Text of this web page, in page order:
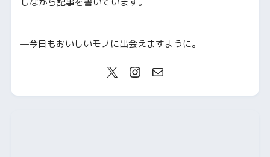
—今日もおいしいモノに出会えますように。